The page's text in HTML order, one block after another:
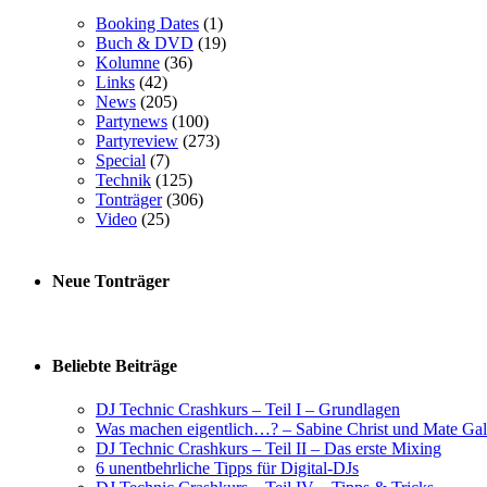
Booking Dates (1)
Buch & DVD (19)
Kolumne (36)
Links (42)
News (205)
Partynews (100)
Partyreview (273)
Special (7)
Technik (125)
Tonträger(306)
Video (25)
Neue Tonträger
Beliebte Beiträge
DJ Technic Crashkurs – Teil I – Grundlagen
Was machen eigentlich…? – Sabine Christ und Mate
DJ Technic Crashkurs – Teil II – Das erste Mixing
6 unentbehrliche Tipps für Digital-DJs